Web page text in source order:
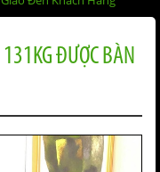
ĐƯỢC BÀN